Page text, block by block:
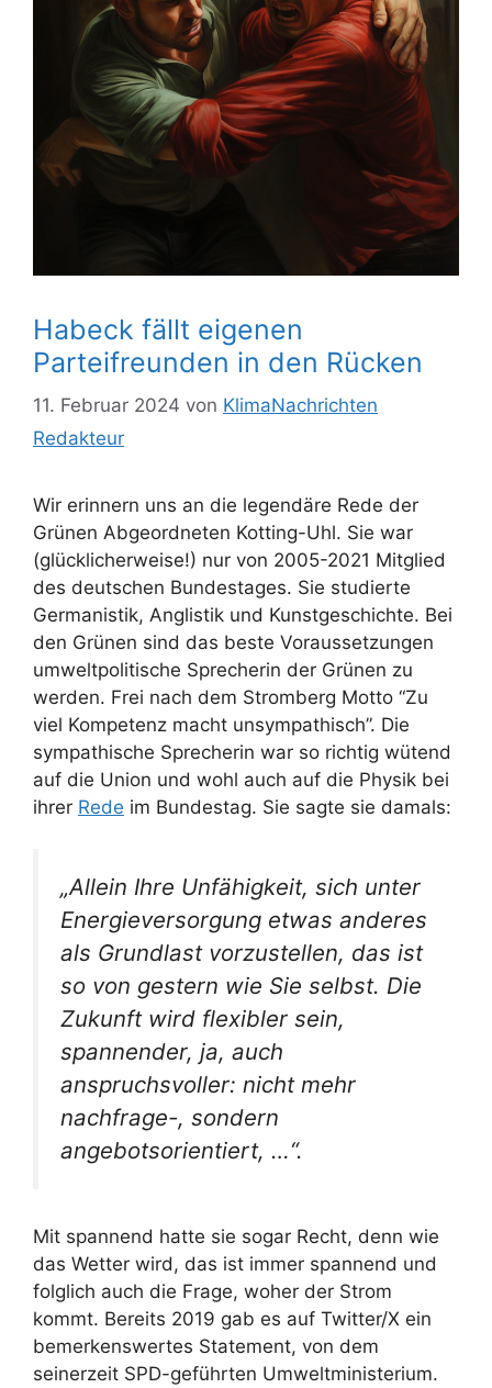
Habeck fällt eigenen
Parteifreunden in den Rücken
11. Februar 2024 von KlimaNachrichten
Redakteur
Wir erinnern uns an die legendäre Rede der
Grünen Abgeordneten Kotting-Uhl. Sie war
(glücklicherweise!) nur von 2005-2021 Mitglied
des deutschen Bundestages. Sie studierte
Germanistik, Anglistik und Kunstgeschichte. Bei
den Grünen sind das beste Voraussetzungen
umweltpolitische Sprecherin der Grünen zu
werden. Frei nach dem Stromberg Motto “Zu
viel Kompetenz macht unsympathisch”. Die
sympathische Sprecherin war so richtig wütend
auf die Union und wohl auch auf die Physik bei
ihrer Rede im Bundestag. Sie sagte sie damals:
„Allein Ihre Unfähigkeit, sich unter
Energieversorgung etwas anderes
als Grundlast vorzustellen, das ist
so von gestern wie Sie selbst. Die
Zukunft wird flexibler sein,
spannender, ja, auch
anspruchsvoller: nicht mehr
nachfrage-, sondern
angebotsorientiert, …“.
Mit spannend hatte sie sogar Recht, denn wie
das Wetter wird, das ist immer spannend und
folglich auch die Frage, woher der Strom
kommt. Bereits 2019 gab es auf Twitter/X ein
bemerkenswertes Statement, von dem
seinerzeit SPD-geführten Umweltministerium.